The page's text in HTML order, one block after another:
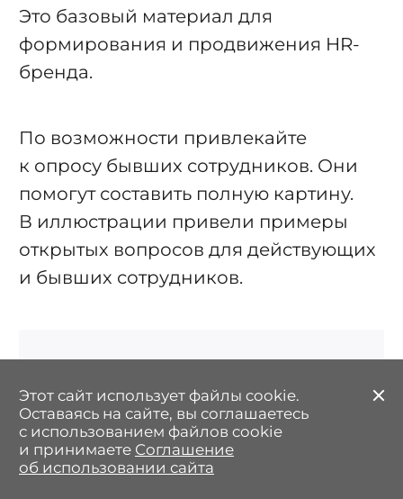
Это базовый материал для
формирования и продвижения HR-
бренда.
По возможности привлекайте
к опросу бывших сотрудников. Они
помогут составить полную картину.
В иллюстрации привели примеры
открытых вопросов для действующих
и бывших сотрудников.
Этот сайт использует файлы cookie.
Оставаясь на сайте, вы соглашаетесь
с использованием файлов cookie
и принимаете Соглашение
об использовании сайта